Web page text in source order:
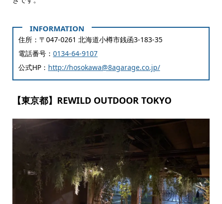
住所：〒047-0261 北海道小樽市銭函3-183‐35
電話番号： 0134-64-9107
公式HP： http://hosokawa@8agarage.co.jp/
【東京都】REWILD OUTDOOR TOKYO